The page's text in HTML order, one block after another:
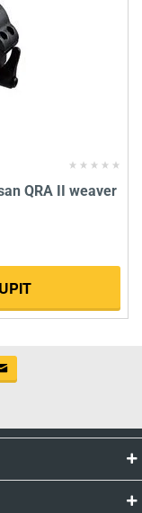
QRA II weaver